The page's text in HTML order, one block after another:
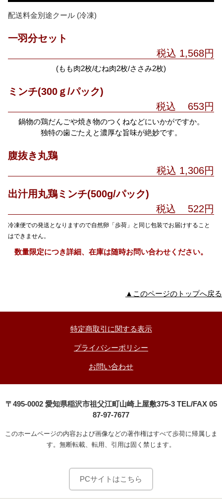
配送料金別途クール (冷凍)
一羽分セット
税込 1,568円
(もも肉2枚/むね肉2枚/ささみ2枚)
ミンチ(300ｇ/パック)
税込 653円
鍋物の鶏だんごや焼き物のつくねなどにいかがですか。
独特の歯ごたえと濃厚な旨味が絶妙です。
腹抜き丸鶏
税込 1,306円
出汁用丸鶏ミンチ(500g/パック)
税込 522円
冷凍便での発送となりますので自然卵「歩荷」と同じ包装でお届けすること
はできません。
数量限定につき詳細、在庫は随時お問い合わせください。
▲このページのトップへ戻る
特定商取引に関する表示
プライバシーポリシー
お問い合わせ
〒495-0002 愛知県稲沢市祖父江町山崎上屋敷375-3 TEL/FAX 05
87-97-7677
このホームページの内容および画像などの著作権はすべて歩荷に帰属しま
す。無断転載、転用、引用は固く禁じます。
PCサイトはこちら